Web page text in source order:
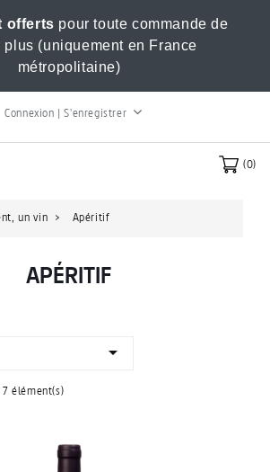
offerts pour toute commande de
plus (uniquement en France
métropolitaine)
Connexion | S'enregistrer
(0)
un vin Apéritif
APÉRITIF

élément(s)